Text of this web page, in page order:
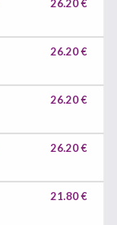
26.20 €
26.20 €
26.20 €
26.20 €
21.80 €